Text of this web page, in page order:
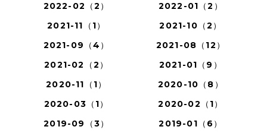
2022-02（2）
2022-01（2）
2021-11（1）
2021-10（2）
2021-09（4）
2021-08（12）
2021-02（2）
2021-01（9）
2020-11（1）
2020-10（8）
2020-03（1）
2020-02（1）
2019-09（3）
2019-01（6）